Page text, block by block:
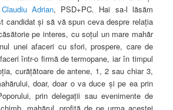
Adrian, PSD+PC. Hai sa-l lăsăm
candidat şi să vă spun ceva despre relaţia
pe interes, cu soţul un mare mahăr
unei afaceri cu sfori, prospere, care de
într-o firmă de termopane, iar în timpul
curăţătoare de antene, 1, 2 sau chiar 3,
doar, doar o va duce şi pe ea prin
prin delegaţii sau evenimente de
mahărul, profită de pe urma acestei